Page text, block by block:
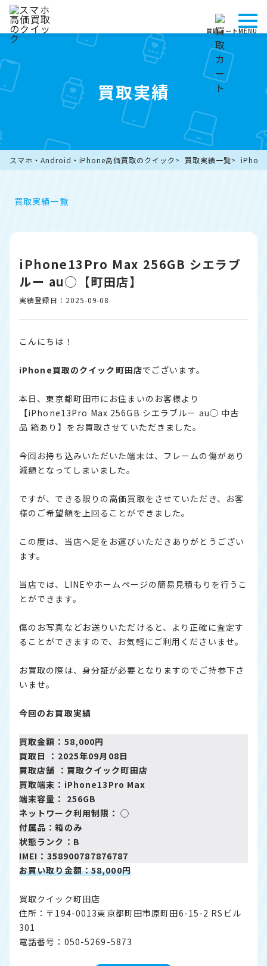
買取カートMENU
買取実績
スマホ・Android・iPhone高価買取のクイック 買取実績一覧
買取実績一覧
iPhone13Pro Max 256GB シエラブ
ルー au◯【町田店】
実績登録日：2025-09-08
こんにちは！
iPhone買取のクイック町田店でございます。
本日、東京都町田市にお住まいのお客様より
【iPhone13Pro Max 256GB シエラブルー au◯ 中古
品 箱あり】をお買取させていただきました。
今回お持ち込みいただいた端末は、フレームの傷があり
減額となってしまいました。
ですが、できる限りの高価買取をさせていただき、お客
様のご希望額を上回ることができました。
この度は、当店へ足をお運びいただきありがとうござい
ます。
当店では、LINEやホームページの簡易見積もりを行うこ
とができます。
傷のお写真などお送りいただけると、より正確に査定す
ることができますので、お気軽にご利用くださいませ。
お買取の際は、身分証が必要となりますのでご持参下さ
いませ。
今回のお買取実績
買取金額：58,000円
買取日 ：2025年09月08日
買取店舗 ： 買取クイック町田店
買取端末：iPhone13Pro Max
端末容量： 256GB
ネットワーク利用制限： ◯
付属品：箱のみ
状態ランク：B
IMEI：358900787876787
お買い取り金額：58,000円
買取クイック町田店
住所：〒194-0013東京都町田市原町田6-15-2 RSビル
301
電話番号：050-5269-5873